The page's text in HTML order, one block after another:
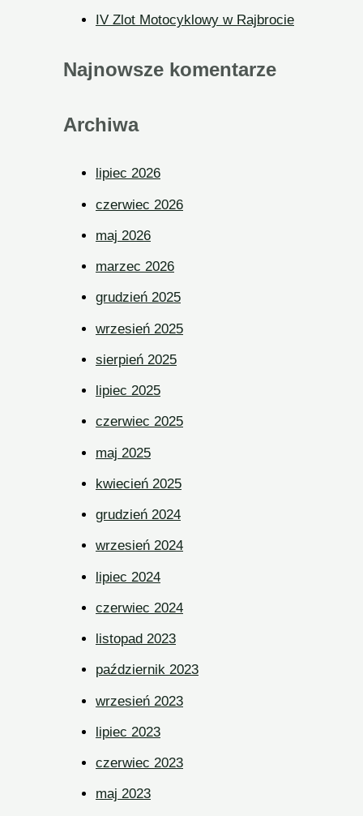
IV Zlot Motocyklowy w Rajbrocie
Najnowsze komentarze
Archiwa
lipiec 2026
czerwiec 2026
maj 2026
marzec 2026
grudzień 2025
wrzesień 2025
sierpień 2025
lipiec 2025
czerwiec 2025
maj 2025
kwiecień 2025
grudzień 2024
wrzesień 2024
lipiec 2024
czerwiec 2024
listopad 2023
październik 2023
wrzesień 2023
lipiec 2023
czerwiec 2023
maj 2023